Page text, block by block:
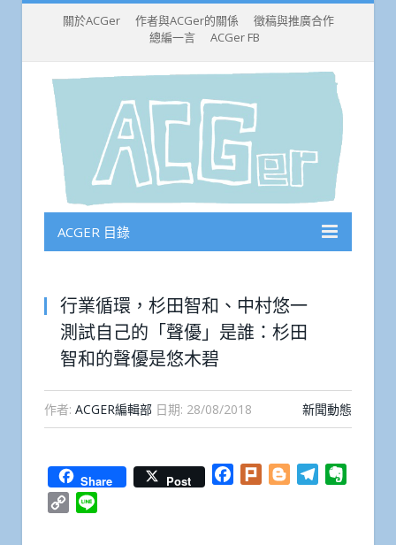
關於ACGer 作者與ACGer的關係
徵稿與推廣合作
總編一言
ACGer FB
ACGER 目錄
行業循環，杉田智和、中村悠一
測試自己的「聲優」是誰：杉田
智和的聲優是悠木碧
作者: ACGER編輯部 日期: 28/08/2018 新聞動態
Share Post Facebook
Plurk BloggerTelegram
Copy